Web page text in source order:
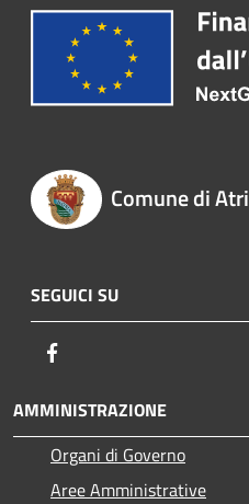
Comune di Atri
SEGUICI SU
AMMINISTRAZIONE
Organi di Governo
Aree Amministrative